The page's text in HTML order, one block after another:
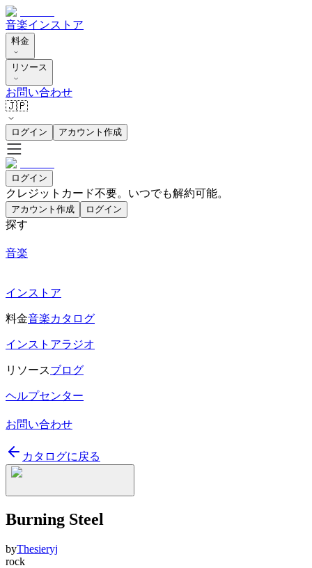
音楽インストア
料金
リソース
お問い合わせ
🇯🇵
ログイン アカウント作成
ログイン
クレジットカード不要。いつでも解約可能。
アカウント作成 ログイン
探す
音楽
インストア
料金音楽カタログ
インストアラジオ
リソースブログ
ヘルプセンター
お問い合わせ
カタログに戻る
Burning Steel
byThesieryj
rock